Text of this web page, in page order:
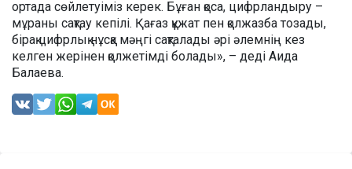
ортада сөйлетуіміз керек. Бұған қоса, цифрландыру –
мұраны сақтау кепілі. Қағаз құжат пен қолжазба тозады,
бірақ цифрлық нұсқа мәңгі сақталады әрі әлемнің кез
келген жерінен қолжетімді болады», – деді Аида
Балаева.